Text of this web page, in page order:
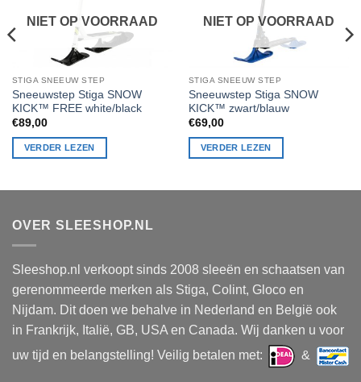
NIET OP VOORRAAD
STIGA SNEEUW STEP
Sneeuwstep Stiga SNOW
KICK™ FREE white/black
€89,00
VERDER LEZEN
NIET OP VOORRAAD
STIGA SNEEUW STEP
Sneeuwstep Stiga SNOW
KICK™ zwart/blauw
€69,00
VERDER LEZEN
OVER SLEESHOP.NL
Sleeshop.nl verkoopt sinds 2008 sleeën en schaatsen van
gerenommeerde merken als Stiga, Colint, Gloco en
Nijdam. Dit doen we behalve in Nederland en België ook
in Frankrijk, Italië, GB, USA en Canada. Wij danken u voor
uw tijd en belangstelling! Veilig betalen met:
&